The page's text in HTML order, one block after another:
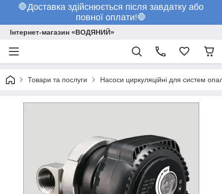
🛑Доставка здійснюється після завдатку або
повної оплати!🛑
Інтернет-магазин «ВОДЯНИЙ»
Товари та послуги Насоси циркуляційні для систем